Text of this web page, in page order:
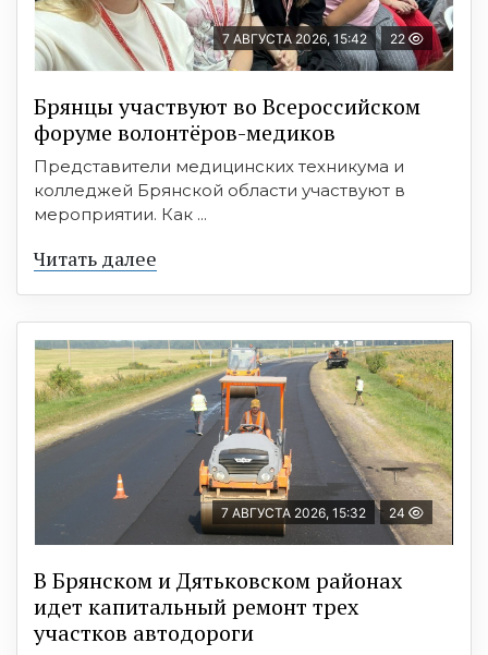
7 АВГУСТА 2026, 15:42 22
Брянцы участвуют во Всероссийском
форуме волонтёров-медиков
Представители медицинских техникума и
колледжей Брянской области участвуют в
мероприятии. Как ...
Читать далее
7 АВГУСТА 2026, 15:32 24
В Брянском и Дятьковском районах
идет капитальный ремонт трех
участков автодороги